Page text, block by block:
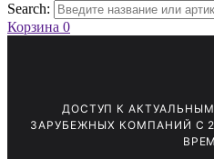
Search:
Корзина 0
ДОСТУП К
ЗАРУБЕЖНЫХ КОМПАНИЙ С